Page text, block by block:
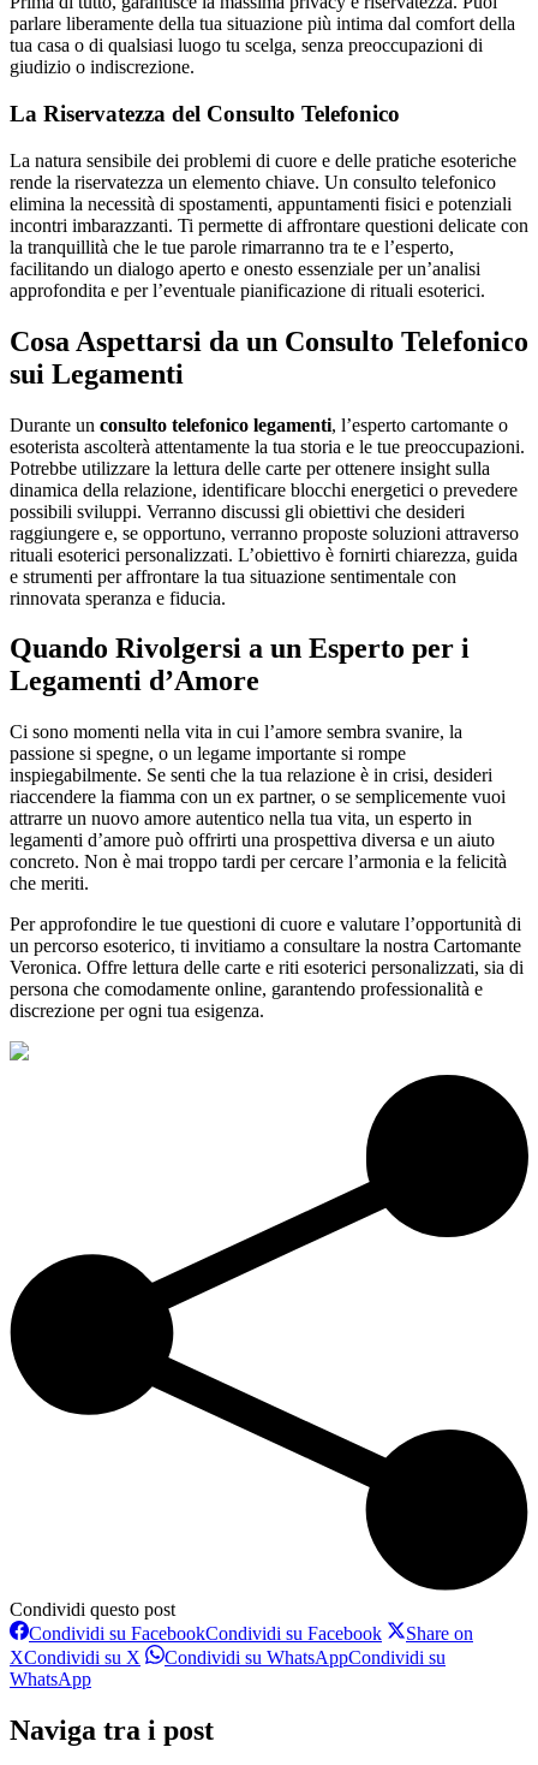
parlare liberamente della tua situazione più intima dal comfort della
tua casa o di qualsiasi luogo tu scelga, senza preoccupazioni di
giudizio o indiscrezione.
La Riservatezza del Consulto Telefonico
La natura sensibile dei problemi di cuore e delle pratiche esoteriche
rende la riservatezza un elemento chiave. Un consulto telefonico
elimina la necessità di spostamenti, appuntamenti fisici e potenziali
incontri imbarazzanti. Ti permette di affrontare questioni delicate con
la tranquillità che le tue parole rimarranno tra te e l’esperto,
facilitando un dialogo aperto e onesto essenziale per un’analisi
approfondita e per l’eventuale pianificazione di rituali esoterici.
Cosa Aspettarsi da un Consulto Telefonico
sui Legamenti
Durante un consulto telefonico legamenti, l’esperto cartomante o
esoterista ascolterà attentamente la tua storia e le tue preoccupazioni.
Potrebbe utilizzare la lettura delle carte per ottenere insight sulla
dinamica della relazione, identificare blocchi energetici o prevedere
possibili sviluppi. Verranno discussi gli obiettivi che desideri
raggiungere e, se opportuno, verranno proposte soluzioni attraverso
rituali esoterici personalizzati. L’obiettivo è fornirti chiarezza, guida
e strumenti per affrontare la tua situazione sentimentale con
rinnovata speranza e fiducia.
Quando Rivolgersi a un Esperto per i
Legamenti d’Amore
Ci sono momenti nella vita in cui l’amore sembra svanire, la
passione si spegne, o un legame importante si rompe
inspiegabilmente. Se senti che la tua relazione è in crisi, desideri
riaccendere la fiamma con un ex partner, o se semplicemente vuoi
attrarre un nuovo amore autentico nella tua vita, un esperto in
legamenti d’amore può offrirti una prospettiva diversa e un aiuto
concreto. Non è mai troppo tardi per cercare l’armonia e la felicità
che meriti.
Per approfondire le tue questioni di cuore e valutare l’opportunità di
un percorso esoterico, ti invitiamo a consultare la nostra Cartomante
Veronica. Offre lettura delle carte e riti esoterici personalizzati, sia di
persona che comodamente online, garantendo professionalità e
discrezione per ogni tua esigenza.
Condividi questo post
Condividi su FacebookCondividi su Facebook
Share on
XCondividi su X Condividi su WhatsAppCondividi su
WhatsApp
Naviga tra i post